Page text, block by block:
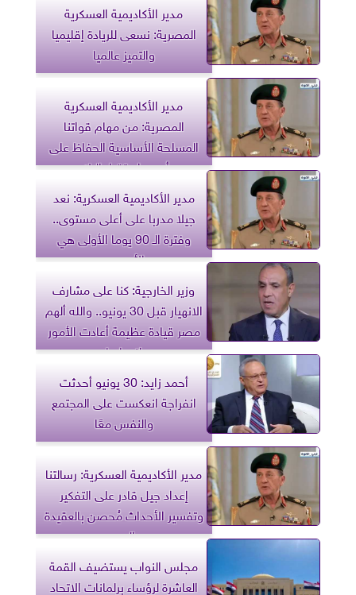
مدير الأكاديمية العسكرية
المصرية: نسعى للريادة إقليميا
والتميز عالميا
مدير الأكاديمية العسكرية
المصرية: من مهام قواتنا
المسلحة الأساسية الحفاظ على
أمن واستقرار البلاد
مدير الأكاديمية العسكرية: نعد
جيلا مدربا على أعلى مستوى..
وفترة الـ 90 يوما الأولى هي
الأصعب
وزير الخارجية: كنا على مشارف
الانهيار قبل 30 يونيو.. والله ألهم
مصر قيادة عظيمة أعادت الأمور
لنصابها
أحمد زايد: 30 يونيو أحدثت
انفراجة انعكست على المجتمع
والنفس معًا
مدير الأكاديمية العسكرية: رسالتنا
إعداد جيل قادر على التفكير
وتفسير الأحداث مُحصن بالعقيدة
والوعي
مجلس النواب يستضيف القمة
العاشرة لرؤساء برلمانات الاتحاد